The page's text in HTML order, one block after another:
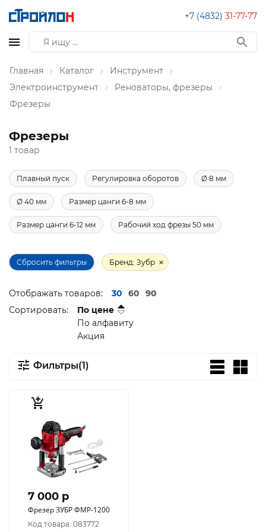
+7 (4832) 31-77-77
Главная Каталог
Инструмент
Электроинструмент
Реноваторы, фрезеры
Фрезеры
Фрезеры
1 товар
Плавный пуск Регулировка оборотов Ø 8 мм
Ø 40 мм Размер цанги 6-8 мм
Размер цанги 6-12 мм Рабочий ход фрезы 50 мм
Сбросить фильтры Бренд: Зубр
Отображать товаров: 30 60
90
Сортировать:
По цене
По алфавиту
Акция
Фильтры(1)
7 000 p
Фрезер ЗУБР ФМР-1200
Код товара: 083772